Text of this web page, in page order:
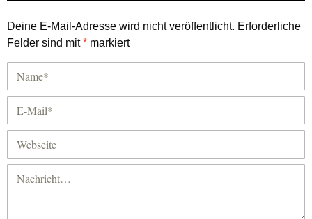
Deine E-Mail-Adresse wird nicht veröffentlicht. Erforderliche
Felder sind mit* markiert